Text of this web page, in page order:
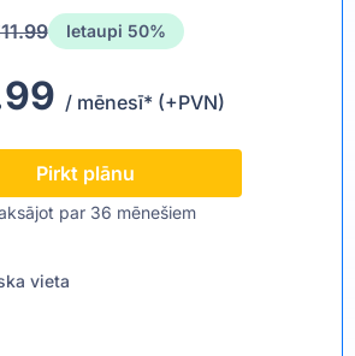
Ietaupi 50%
/ mēnesī* (+PVN)
Pirkt plānu
par 36 mēnešiem
vieta